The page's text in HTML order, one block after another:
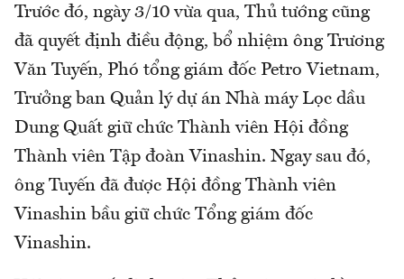
Trước đó, ngày 3/10 vừa qua, Thủ tướng cũng
đã quyết định điều động, bổ nhiệm ông Trương
Văn Tuyến, Phó tổng giám đốc Petro Vietnam,
Trưởng ban Quản lý dự án Nhà máy Lọc dầu
Dung Quất giữ chức Thành viên Hội đồng
Thành viên Tập đoàn Vinashin. Ngay sau đó,
ông Tuyến đã được Hội đồng Thành viên
Vinashin bầu giữ chức Tổng giám đốc
Vinashin.